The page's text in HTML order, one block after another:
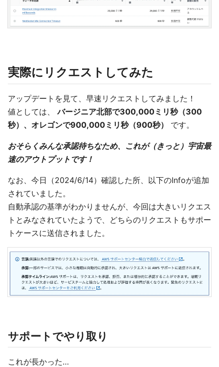
実際にリクエストしてみた
アップデートを見て、早速リクエストしてみました！
値としては、バージニア北部で300,000ミリ秒（300
秒）、オレゴンで900,000ミリ秒（900秒）
です。
おそらくみんな承認待ちなため、これが（きっと）宇宙最
速のアウトプットです！
なお、今日（2024/6/14）確認した所、以下のInfoが追加
されていました。
自動承認の基準がわかりませんが、今回は大きいリクエス
トとみなされていたようで、どちらのリクエストもサポー
トケースに送信されました。
サポートでやり取り
これが長かった…